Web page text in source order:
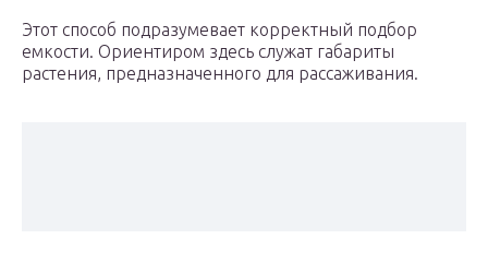
Этот способ подразумевает корректный подбор
емкости. Ориентиром здесь служат габариты
растения, предназначенного для рассаживания.